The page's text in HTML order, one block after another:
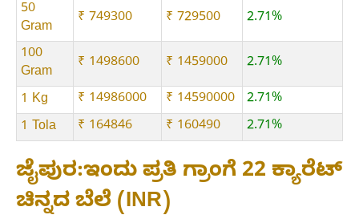
50
Gram
₹ 749300 ₹ 729500 2.71%
100
Gram
₹ 1498600 ₹ 1459000 2.71%
1 Kg ₹ 14986000 ₹ 14590000
2.71%
1 Tola
₹ 164846 ₹ 160490 2.71%
ಜೈಪುರ:ಇಂದು ಪ್ರತಿ ಗ್ರಾಂಗೆ 22 ಕ್ಯಾರೆಟ್
ಚಿನ್ನದ ಬೆಲೆ (INR)